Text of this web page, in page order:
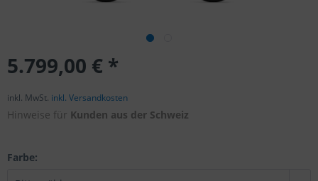
5.799,00 € *
inkl. MwSt. inkl. Versandkosten
Hinweise für Kunden aus der Schweiz
Farbe: